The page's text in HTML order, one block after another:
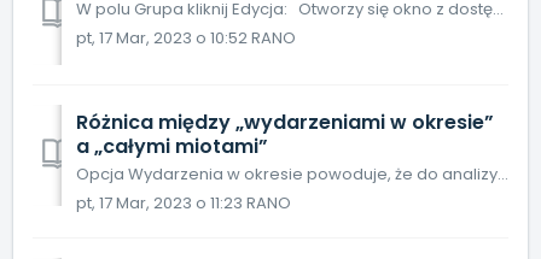
W polu Grupa kliknij Edycja: Otworzy się okno z dostępnymi opcjami kryteriów analizy.
pt, 17 Mar, 2023 o 10:52 RANO
Różnica między „wydarzeniami w okresie”
a „całymi miotami”
Opcja Wydarzenia w okresie powoduje, że do analizy brane są tylko dane mieszczące się w wybranym zakresie dat. Natomiast wariant Całe mioty oznacza, że pod ...
pt, 17 Mar, 2023 o 11:23 RANO